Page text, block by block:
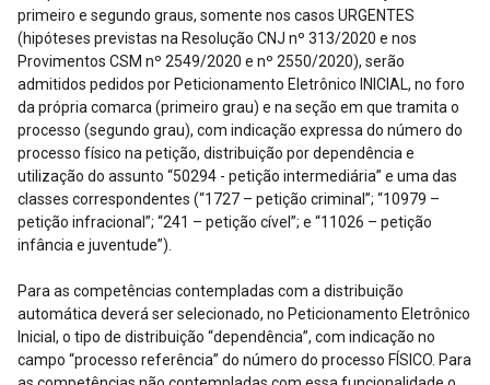
primeiro e segundo graus, somente nos casos URGENTES
(hipóteses previstas na Resolução CNJ nº 313/2020 e nos
Provimentos CSM nº 2549/2020 e nº 2550/2020), serão
admitidos pedidos por Peticionamento Eletrônico INICIAL, no foro
da própria comarca (primeiro grau) e na seção em que tramita o
processo (segundo grau), com indicação expressa do número do
processo físico na petição, distribuição por dependência e
utilização do assunto “50294 - petição intermediária” e uma das
classes correspondentes (“1727 – petição criminal”; “10979 –
petição infracional”; “241 – petição cível”; e “11026 – petição
infância e juventude”).
Para as competências contempladas com a distribuição
automática deverá ser selecionado, no Peticionamento Eletrônico
Inicial, o tipo de distribuição “dependência”, com indicação no
campo “processo referência” do número do processo FÍSICO. Para